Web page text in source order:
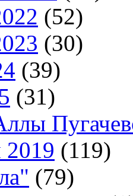
(52)
(30)
(39)
(31)
(119)
(79)